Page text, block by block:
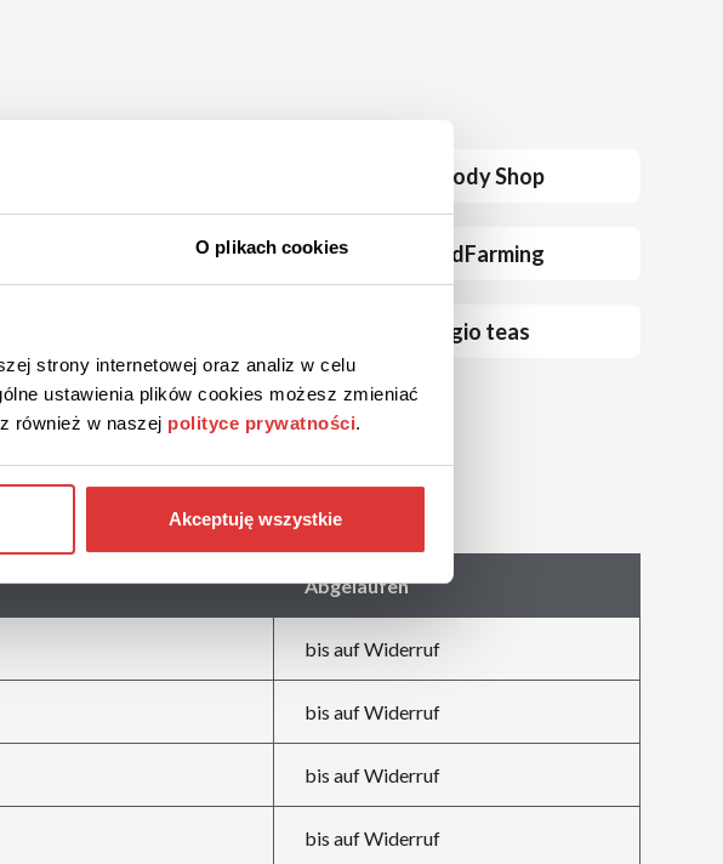
O plikach cookies
strony internetowej oraz analiz w celu
ustawienia plików cookies możesz zmieniać
również w naszej polityce prywatności.
Akceptuję wszystkie
The Body Shop
CrowdFarming
adagio teas
Abgelaufen
bis auf Widerruf
bis auf Widerruf
bis auf Widerruf
bis auf Widerruf